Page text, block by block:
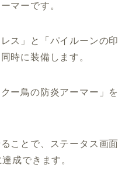
マーです。
ス」と「パイルーンの印
時に装備します。
ー鳥の防炎アーマー」を
ことで、ステータス画面
成できます。